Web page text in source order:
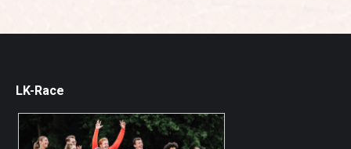
LK-Race